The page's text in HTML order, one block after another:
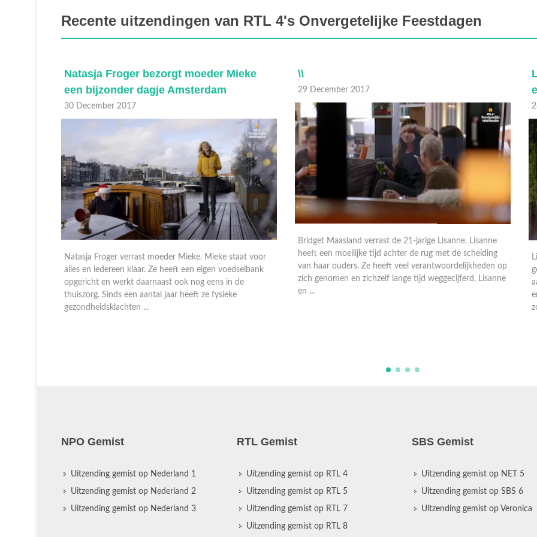
Recente uitzendingen van RTL 4's Onvergetelijke Feestdagen
Natasja Froger bezorgt moeder Mieke
een bijzonder dagje Amsterdam
30 December 2017
Natasja Froger verrast moeder Mieke. Mieke staat voor
alles en iedereen klaar. Ze heeft een eigen voedselbank
opgericht en werkt daarnaast ook nog eens in de
thuiszorg. Sinds een aantal jaar heeft ze fysieke
gezondheidsklachten ...
\\
29 December 2017
Bridget Maasland verrast de 21-jarige Lisanne. Lisanne
heeft een moeilijke tijd achter de rug met de scheiding
van haar ouders. Ze heeft veel verantwoordelijkheden op
zich genomen en zichzelf lange tijd weggecijferd. Lisanne
en ...
NPO Gemist
Uitzending gemist op Nederland 1
Uitzending gemist op Nederland 2
Uitzending gemist op Nederland 3
RTL Gemist
Uitzending gemist op RTL 4
Uitzending gemist op RTL 5
Uitzending gemist op RTL 7
Uitzending gemist op RTL 8
SBS Gemist
Uitzending gemist op NET 5
Uitzending gemist op SBS 6
Uitzending gemist op Veronica